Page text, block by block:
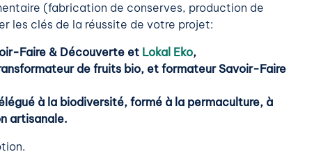
(fabrication de conserves, production de
les clés de la réussite de votre projet:
Faire & Découverte et Lokal Eko,
de fruits bio, et formateur Savoir-Faire
à la biodiversité, formé à la permaculture, à
artisanale.